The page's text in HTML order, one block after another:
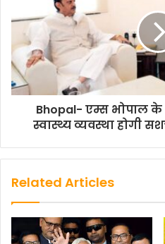
o
o
t
e
r
s
A
p
L
i
n
k
Bhopal- एम्स भोपाल
स्वास्थ्य व्यवस्था होगी
Related Articles